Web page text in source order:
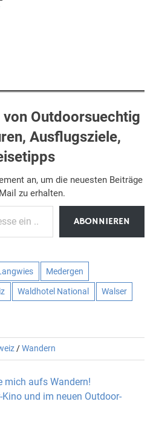
Outdoorsuechtig
Ausflugsziele,
an, um die neuesten Beiträge
zu erhalten.
ABONNIEREN
Medergen
Waldhotel National Walser
/Wandern
mich aufs Wandern!
und im neuen Outdoor-